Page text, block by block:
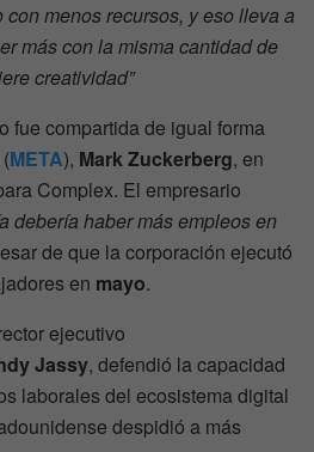
con menos recursos, y eso lleva a
más con la misma cantidad de
creatividad”
fue compartida de igual forma
(META), Mark Zuckerberg, en
Complex. El empresario
debería haber más empleos en
de que la corporación ejecutó
en mayo.
ejecutivo
Jassy, defendió la capacidad
laborales del ecosistema digital
despidió a más